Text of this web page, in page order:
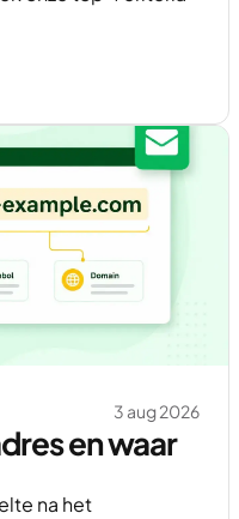
3 aug 2026
en waar
na het